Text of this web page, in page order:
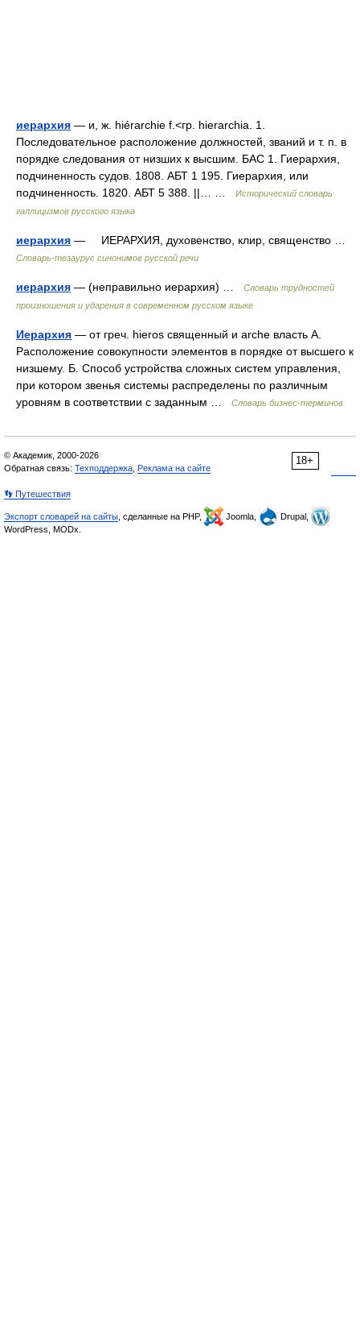
иерархия — и, ж. hiérarchie f.<гр. hierarchia. 1.
Последовательное расположение должностей, званий и т. п. в
порядке следования от низших к высшим. БАС 1. Гиерархия,
подчиненность судов. 1808. АБТ 1 195. Гиерархия, или
подчиненность. 1820. АБТ 5 388. ||… …
Исторический словарь
галлицизмов русского языка
иерархия — ИЕРАРХИЯ, духовенство, клир, священство …
Словарь-тезаурус синонимов русской речи
иерархия — (неправильно иерархия) …
Словарь трудностей
произношения и ударения в современном русском языке
Иерархия — от греч. hieros священный и arche власть А.
Расположение совокупности элементов в порядке от высшего к
низшему. Б. Способ устройства сложных систем управления,
при котором звенья системы распределены по различным
уровням в соответствии с заданным …
Словарь бизнес-терминов
18+
© Академик, 2000-2026
Обратная связь: Техподдержка Реклама на сайте
👣 Путешествия
Экспорт словарей на сайты , сделанные на PHP, Joomla,
Drupal,
WordPress, MODx.